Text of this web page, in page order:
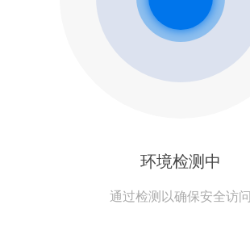
环境检测中
通过检测以确保安全访问